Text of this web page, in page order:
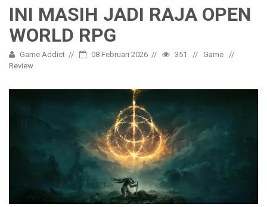
INI MASIH JADI RAJA OPEN
WORLD RPG
Game Addict 08 Februari 2026 351
Game
Review